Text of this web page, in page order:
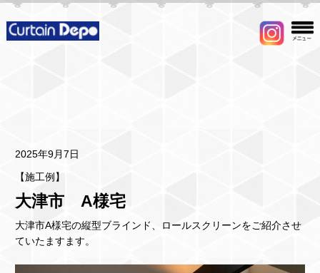
2025年9月7日
【施工例】
大津市 A様宅
大津市A様宅の縦型ブラインド、ロールスクリーンをご紹介させ
ていたますます。